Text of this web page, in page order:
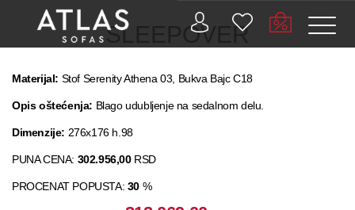
ZAŠTO
SLEEPOVER
Materijal: Stof Serenity Athena 03, Bukva Bajc C18
Opis oštećenja: Blago udubljenje na sedalnom delu.
Dimenzije: 276x176 h.98
PUNA CENA: 302.956,00RSD
PROCENAT POPUSTA: 30 %